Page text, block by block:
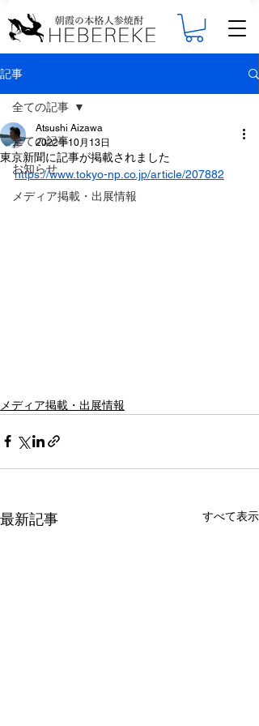
記事
全ての記事
お知らせ
メディア掲載・出展情報
全ての記事
東京新聞に記事が掲載されました
Atsushi Aizawa
2022年10月13日
https://www.tokyo-np.co.jp/article/207882
メディア掲載・出展情報
最新記事 すべて表示